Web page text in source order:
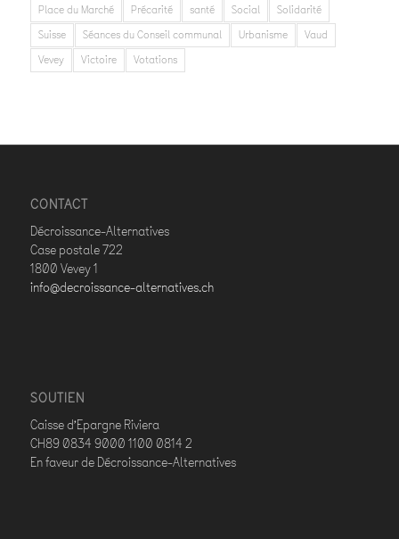
Place du Marché
Précarité santé Social
Solidarité
Suisse
Séances du Conseil communal Urbanisme
Vaud
Vevey
Victoire Votations
CONTACT
Décroissance-Alternatives
Case postale 722
1800 Vevey 1
info@decroissance-alternatives.ch
SOUTIEN
Caisse d’Epargne Riviera
CH89 0834 9000 1100 0814 2
En faveur de Décroissance-Alternatives